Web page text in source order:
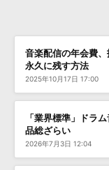
音楽配信の年会費
永久に残す方法
2025年10月17日 17:00
「業界標準」ドラ
品総ざらい
2026年7月3日 12:04